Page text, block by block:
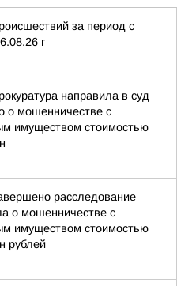
за период с
г
направила в суд
о мошенничестве с
имуществом стоимостью
расследование
о мошенничестве с
имуществом стоимостью
рублей